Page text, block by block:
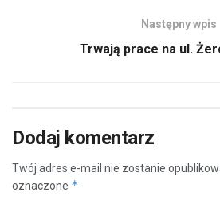
Następny wpis
Trwają prace na ul.
Dodaj komentarz
Twój adres e-mail nie zostanie
oznaczone *